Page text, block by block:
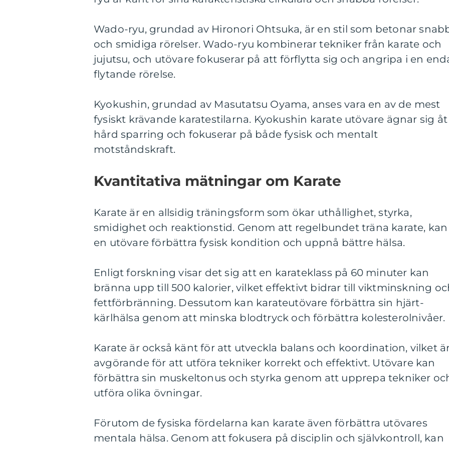
Wado-ryu, grundad av Hironori Ohtsuka, är en stil som betonar
och smidiga rörelser. Wado-ryu kombinerar tekniker från karate och
jujutsu, och utövare fokuserar på att förflytta sig och angripa i en
flytande rörelse.
Kyokushin, grundad av Masutatsu Oyama, anses vara en av de mest
fysiskt krävande karatestilarna. Kyokushin karate utövare ägnar sig åt
hård sparring och fokuserar på både fysisk och mentalt
motståndskraft.
Kvantitativa mätningar om Karate
Karate är en allsidig träningsform som ökar uthållighet, styrka,
smidighet och reaktionstid. Genom att regelbundet träna karate, kan
en utövare förbättra fysisk kondition och uppnå bättre hälsa.
Enligt forskning visar det sig att en karateklass på 60 minuter kan
bränna upp till 500 kalorier, vilket effektivt bidrar till viktminskning
fettförbränning. Dessutom kan karateutövare förbättra sin hjärt-
kärlhälsa genom att minska blodtryck och förbättra kolesterolnivåer.
Karate är också känt för att utveckla balans och koordination, vilket
avgörande för att utföra tekniker korrekt och effektivt. Utövare kan
förbättra sin muskeltonus och styrka genom att upprepa tekniker
utföra olika övningar.
Förutom de fysiska fördelarna kan karate även förbättra utövares
mentala hälsa. Genom att fokusera på disciplin och självkontroll, kan